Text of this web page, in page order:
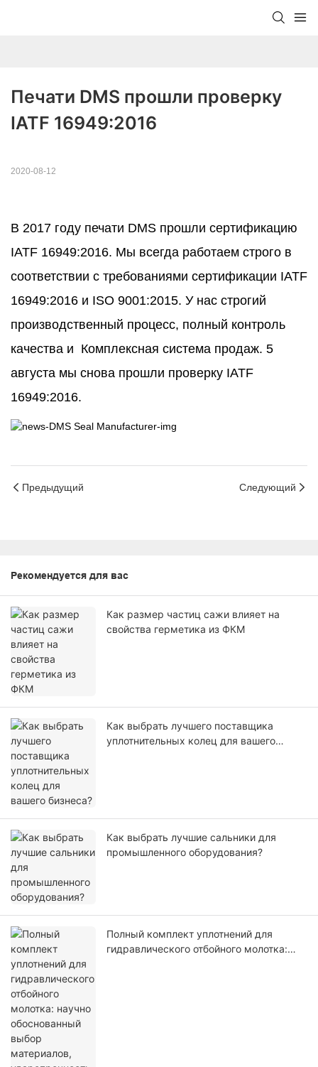
Печати DMS прошли проверку
IATF 16949:2016
2020-08-12
В 2017 году печати DMS прошли сертификацию
IATF 16949:2016. Мы всегда работаем строго в
соответствии с требованиями сертификации IATF
16949:2016 и ISO 9001:2015. У нас строгий
производственный процесс, полный контроль
качества и Комплексная система продаж. 5
августа мы снова прошли проверку IATF
16949:2016.
Предыдущий Следующий
Рекомендуется для вас
Как размер частиц сажи влияет на
свойства герметика из ФКМ
Как выбрать лучшего поставщика
уплотнительных колец для вашего
Как выбрать лучшие сальники для
промышленного оборудования?
Полный комплект уплотнений для
гидравлического отбойного молотка: